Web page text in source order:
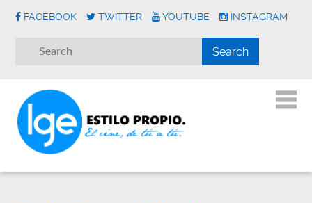
FACEBOOK TWITTER YOUTUBE INSTAGRAM